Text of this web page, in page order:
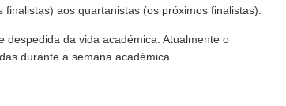
aos quartanistas (os próximos finalistas).
despedida da vida académica. Atualmente o
durante a semana académica